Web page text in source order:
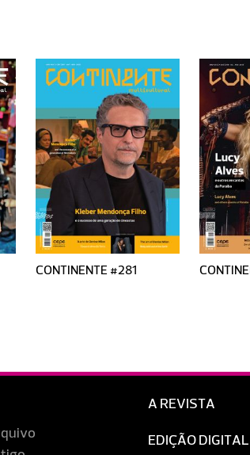
CONTINENTE #281
A REVISTA
EDIÇÃO DIGITAL